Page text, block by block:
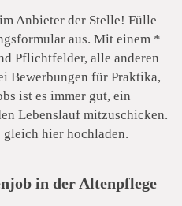
Seniorenzentrum
Anbieter der Stelle! Fülle
aus. Mit einem *
Pflichtfelder, alle anderen
Bewerbungen für Praktika,
ist es immer gut, ein
Lebenslauf mitzuschicken.
gleich hier hochladen.
in der Altenpflege